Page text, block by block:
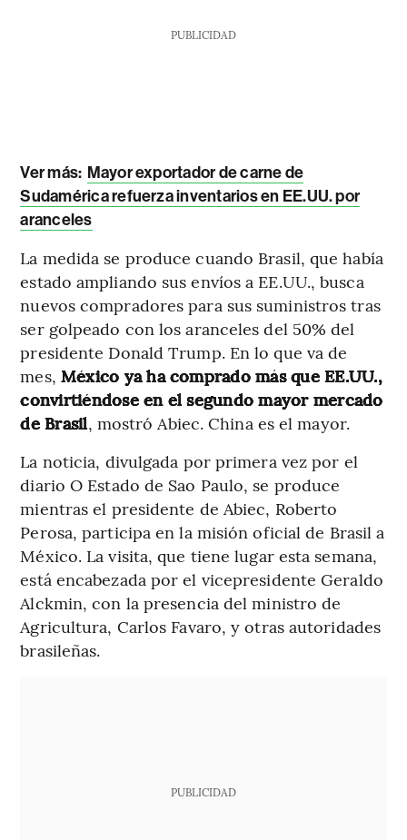
PUBLICIDAD
Ver más: Mayor exportador de carne de
Sudamérica refuerza inventarios en EE.UU. por
aranceles
La medida se produce cuando Brasil, que había
estado ampliando sus envíos a EE.UU., busca
nuevos compradores para sus suministros tras
ser golpeado con los aranceles del 50% del
presidente Donald Trump. En lo que va de
mes, México ya ha comprado más que EE.UU.,
convirtiéndose en el segundo mayor mercado
de Brasil, mostró Abiec. China es el mayor.
La noticia, divulgada por primera vez por el
diario O Estado de Sao Paulo, se produce
mientras el presidente de Abiec, Roberto
Perosa, participa en la misión oficial de Brasil a
México. La visita, que tiene lugar esta semana,
está encabezada por el vicepresidente Geraldo
Alckmin, con la presencia del ministro de
Agricultura, Carlos Favaro, y otras autoridades
brasileñas.
PUBLICIDAD